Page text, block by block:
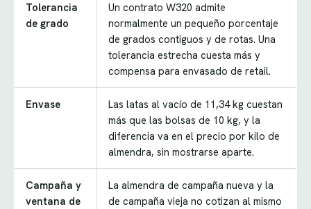
Tolerancia
de grado
Un contrato W320 admite
normalmente un pequeño porcentaje
de grados contiguos y de rotas. Una
tolerancia estrecha cuesta más y
compensa para envasado de retail.
Envase
Las latas al vacío de 11,34 kg cuestan
más que las bolsas de 10 kg, y la
diferencia va en el precio por kilo de
almendra, sin mostrarse aparte.
Campaña y
ventana de
La almendra de campaña nueva y la
de campaña vieja no cotizan al mismo